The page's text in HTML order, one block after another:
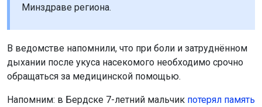
Минздраве региона.
В ведомстве напомнили, что при боли и затруднённом
дыхании после укуса насекомого необходимо срочно
обращаться за медицинской помощью.
Напомним: в Бердске 7-летний мальчик потерял память